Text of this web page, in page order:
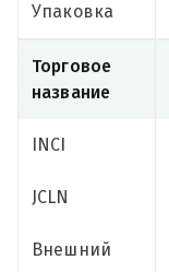
Упаковка
Торговое
название
INCI
JCLN
Внешний